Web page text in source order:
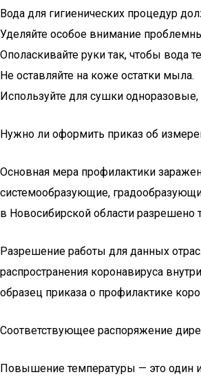
Вода для гигиенических процедур
Уделяйте особое внимание
Ополаскивайте руки так, чтобы вода
Не оставляйте на коже остатки мыла.
Используйте для сушки
Нужно ли оформить приказ об
Основная мера профилактики
системообразующие,
в Новосибирской области разрешено
Разрешение работы для данных
распространения коронавируса
образец приказа о профилактике
Соответствующее распоряжение
Повышение температуры — это один